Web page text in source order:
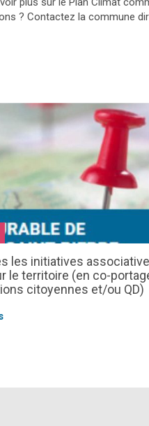
? Contactez la commune
les initiatives
le territoire (en co-
citoyennes et/ou QD)